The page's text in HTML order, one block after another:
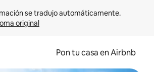
original
Pon tu casa en Airbnb